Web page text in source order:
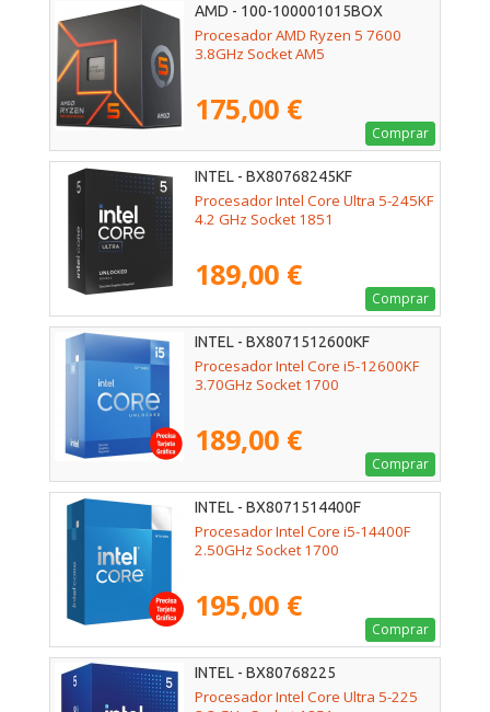
AMD - 100-100001015BOX
Procesador AMD Ryzen 5 7600
3.8GHz Socket AM5
175,00 €
Comprar
INTEL - BX80768245KF
Procesador Intel Core Ultra 5-245KF
4.2 GHz Socket 1851
189,00 €
Comprar
INTEL - BX8071512600KF
Procesador Intel Core i5-12600KF
3.70GHz Socket 1700
189,00 €
Comprar
INTEL - BX8071514400F
Procesador Intel Core i5-14400F
2.50GHz Socket 1700
195,00 €
Comprar
INTEL - BX80768225
Procesador Intel Core Ultra 5-225